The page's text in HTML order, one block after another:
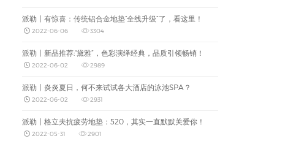
派勒丨有惊喜：传统铝合金地垫“全线升级”了，看这里！
2022-06-06 3304
派勒丨新品推荐:“黛雅”，色彩演绎经典，品质引领畅销！
2022-06-02 2989
派勒丨炎炎夏日，何不来试试各大酒店的泳池SPA？
2022-06-02 2931
派勒丨格立夫抗疲劳地垫：520，其实一直默默关爱你！
2022-05-31 2901